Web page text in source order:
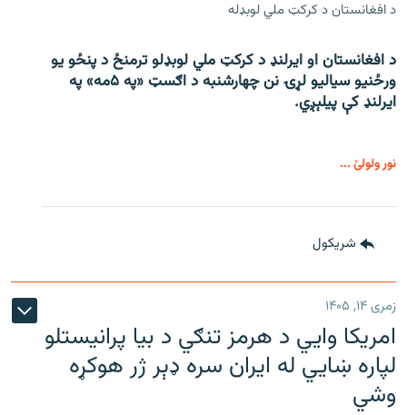
د افغانستان د کرکټ ملي لوبډله
د افغانستان او ایرلنډ د کرکټ ملي لوبډلو ترمنځ د پنځو یو
ورځنیو سیالیو لړۍ نن چهارشنبه د اګسټ «په ۵مه» په
ایرلنډ کې پیلېږي.
نور ولولئ ...
شريکول
زمری ۱۴, ۱۴۰۵
امریکا وايي د هرمز تنګي د بیا پرانیستلو
لپاره ښایي له ایران سره ډېر ژر هوکړه
وشي